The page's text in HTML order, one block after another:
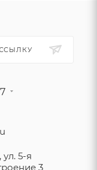
5-я
3